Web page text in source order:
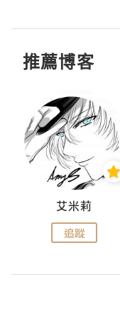
推薦博客
艾米莉
追蹤